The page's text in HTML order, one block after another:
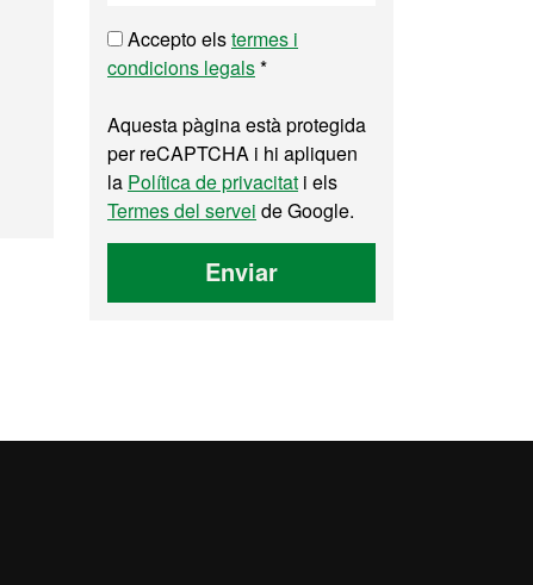
Accepto elstermes i
condicions legals*
Aquesta pàgina està protegida
per reCAPTCHA i hi apliquen
la Política de privacitat i els
Termes del servei de Google.
Enviar